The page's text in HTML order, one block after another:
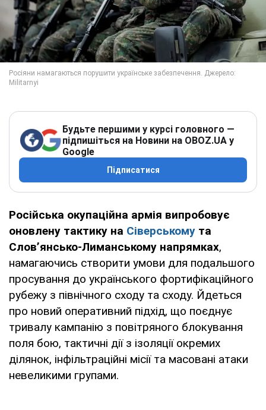
Будьте першими у курсі головного —
підпишіться на Новини на OBOZ.UA у
Google
Підписатися
Російська окупаційна армія випробовує
оновлену тактику на Сіверському та
Слов’янсько-Лиманському напрямках,
намагаючись створити умови для подальшого
просування до українського фортифікаційного
рубежу з північного сходу та сходу. Йдеться
про новий оперативний підхід, що поєднує
тривалу кампанію з повітряного блокування
поля бою, тактичні дії з ізоляції окремих
ділянок, інфільтраційні місії та масовані атаки
невеликими групами.